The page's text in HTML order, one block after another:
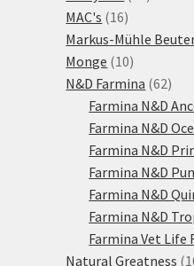
MAC's 1616
produktů
Markus-Mühle
Monge 1010
produktů
N&D Farmina 6262
Farmina N&D
Farmina N&D
Farmina N&D
Farmina N&D
Farmina N&D
Farmina N&D
Farmina Vet Life
Natural Greatness